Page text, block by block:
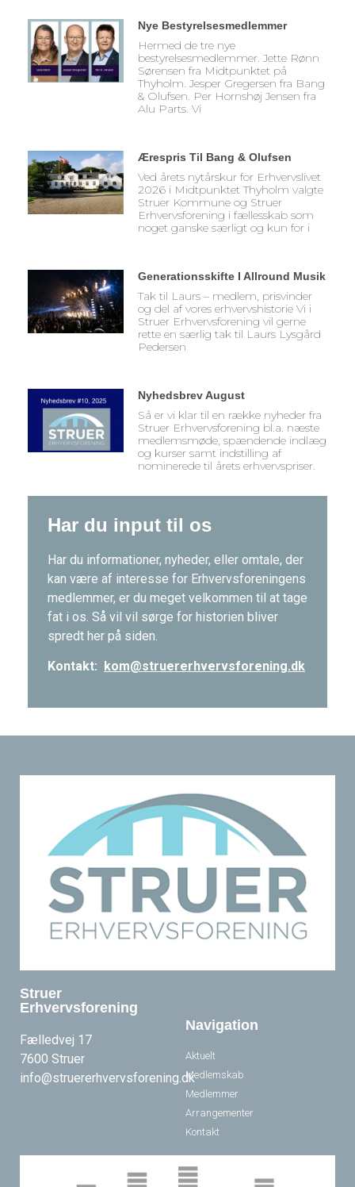
Nye Bestyrelsesmedlemmer
Hermed de tre nye
bestyrelsesmedlemmer. Jette Rønn
Sørensen fra Midtpunktet på
Thyholm. Jesper Gregersen fra Bang
& Olufsen. Per Hornshøj Jensen fra
Alu Parts. Vi
Ærespris Til Bang & Olufsen
Ved årets nytårskur for Erhvervslivet
2026 i Midtpunktet Thyholm valgte
Struer Kommune og Struer
Erhvervsforening i fællesskab som
noget ganske særligt og kun for i
Generationsskifte I Allround Musik
Tak til Laurs – medlem, prisvinder
og del af vores erhvervshistorie Vi i
Struer Erhvervsforening vil gerne
rette en særlig tak til Laurs Lysgård
Pedersen
Nyhedsbrev August
Så er vi klar til en række nyheder fra
Struer Erhvervsforening bl.a. næste
medlemsmøde, spændende indlæg
og kurser samt indstilling af
nominerede til årets erhvervspriser.
Har du input til os
Har du informationer, nyheder, eller omtale, der
kan være af interesse for Erhvervsforeningens
medlemmer, er du meget velkommen til at tage
fat i os. Så vil vil sørge for historien bliver
spredt her på siden.
Kontakt: kom@struererhvervsforening.dk
Struer
Erhvervsforening
Fælledvej 17
7600 Struer
info@struererhvervsforening.dk
Navigation
Aktuelt
Medlemskab
Medlemmer
Arrangementer
Kontakt